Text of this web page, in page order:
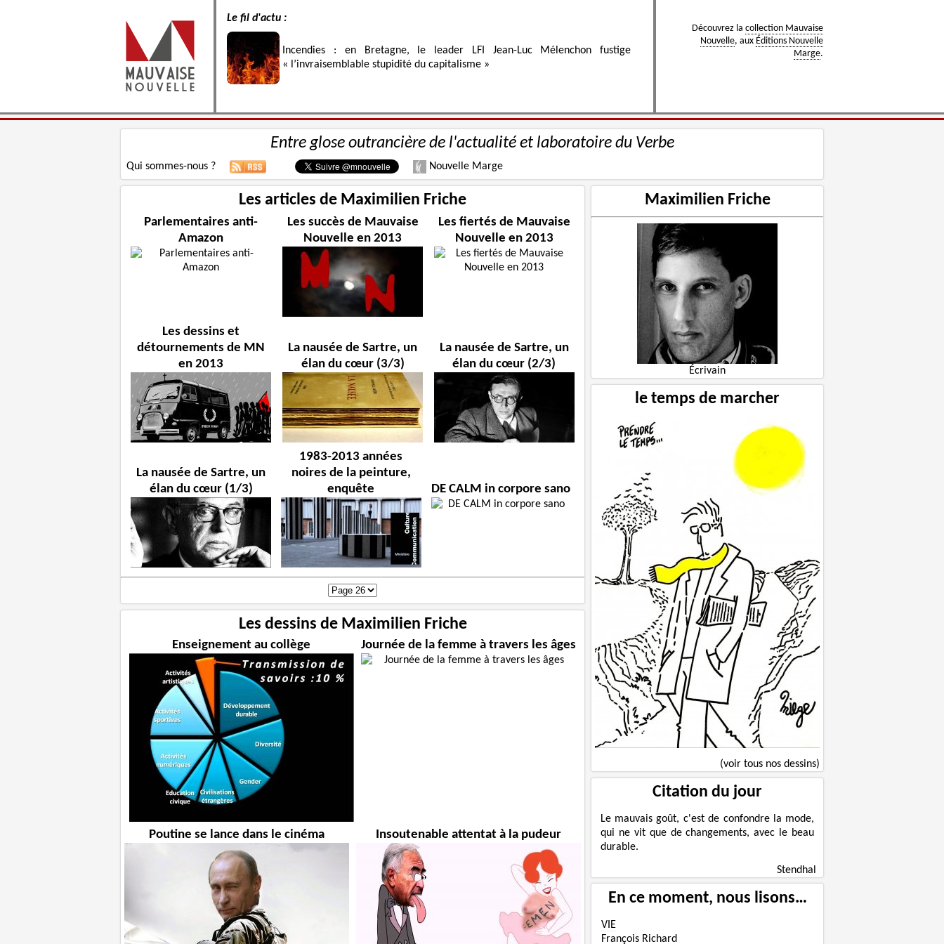
Le fil d'actu :
Incendies : en Bretagne, le leader LFI Jean-Luc Mélenchon fustige
« l’invraisemblable stupidité du capitalisme »
Découvrez la collection Mauvaise
Nouvelle, aux Éditions Nouvelle
Marge.
Entre glose outrancière de l'actualité et laboratoire du Verbe
Qui sommes-nous ? Nouvelle Marge
Les articles de Maximilien Friche
Parlementaires anti-
Amazon
Les succès de Mauvaise
Nouvelle en 2013
Les fiertés de Mauvaise
Nouvelle en 2013
Les dessins et
détournements de MN
en 2013
La nausée de Sartre, un
élan du cœur (3/3)
La nausée de Sartre, un
élan du cœur (2/3)
La nausée de Sartre, un
élan du cœur (1/3)
1983-2013 années
noires de la peinture,
enquête
DE CALM in corpore sano
Les dessins de Maximilien Friche
Enseignement au collège Journée de la femme à travers les âges
Poutine se lance dans le cinéma Insoutenable attentat à la pudeur
Maximilien Friche
Écrivain
le temps de marcher
(voir tous nos dessins)
Citation du jour
Le mauvais goût, c'est de confondre la mode,
qui ne vit que de changements, avec le beau
durable.
Stendhal
En ce moment, nous lisons…
VIE
François Richard